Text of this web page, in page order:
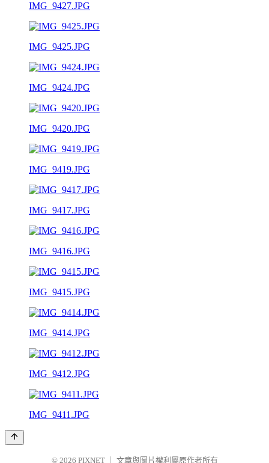
IMG_9427.JPG
IMG_9425.JPG
IMG_9424.JPG
IMG_9420.JPG
IMG_9419.JPG
IMG_9417.JPG
IMG_9416.JPG
IMG_9415.JPG
IMG_9414.JPG
IMG_9412.JPG
IMG_9411.JPG
© 2026 PIXNET 文章與圖片權利屬原作者所有